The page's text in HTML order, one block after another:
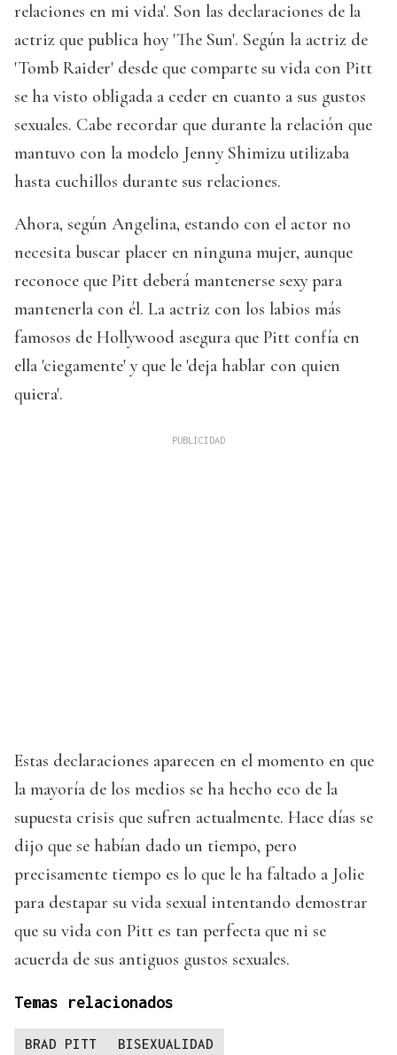
relaciones en mi vida'. Son las declaraciones de la
actriz que publica hoy 'The Sun'. Según la actriz de
'Tomb Raider' desde que comparte su vida con Pitt
se ha visto obligada a ceder en cuanto a sus gustos
sexuales. Cabe recordar que durante la relación que
mantuvo con la modelo Jenny Shimizu utilizaba
hasta cuchillos durante sus relaciones.
Ahora, según Angelina, estando con el actor no
necesita buscar placer en ninguna mujer, aunque
reconoce que Pitt deberá mantenerse sexy para
mantenerla con él. La actriz con los labios más
famosos de Hollywood asegura que Pitt confía en
ella 'ciegamente' y que le 'deja hablar con quien
quiera'.
Estas declaraciones aparecen en el momento en que
la mayoría de los medios se ha hecho eco de la
supuesta crisis que sufren actualmente. Hace días se
dijo que se habían dado un tiempo, pero
precisamente tiempo es lo que le ha faltado a Jolie
para destapar su vida sexual intentando demostrar
que su vida con Pitt es tan perfecta que ni se
acuerda de sus antiguos gustos sexuales.
Temas relacionados
BRAD PITT BISEXUALIDAD